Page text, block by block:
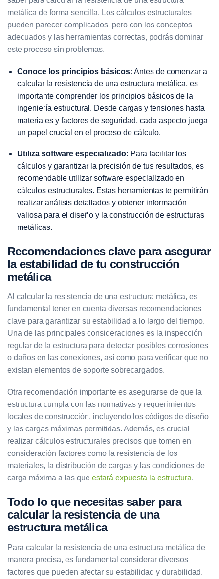
metálica de forma sencilla. Los cálculos estructurales
pueden parecer complicados, pero con los conceptos
adecuados y las herramientas correctas, podrás dominar
este proceso sin problemas.
Conoce los principios básicos: Antes de comenzar a
calcular la resistencia de una estructura metálica, es
importante comprender los principios básicos de la
ingeniería estructural. Desde cargas y tensiones hasta
materiales y factores de seguridad, cada aspecto juega
un papel crucial en el proceso de cálculo.
Utiliza software especializado: Para facilitar los
cálculos y garantizar la precisión de tus resultados, es
recomendable utilizar software especializado en
cálculos estructurales. Estas herramientas te permitirán
realizar análisis detallados y obtener información
valiosa para el diseño y la construcción de estructuras
metálicas.
Recomendaciones clave para asegurar
la estabilidad de tu construcción
metálica
Al calcular la resistencia de una estructura metálica, es
fundamental tener en cuenta diversas recomendaciones
clave para garantizar su estabilidad a lo largo del tiempo.
Una de las principales consideraciones es la inspección
regular de la estructura para detectar posibles corrosiones
o daños en las conexiones, así como para verificar que no
existan elementos de soporte sobrecargados.
Otra recomendación importante es asegurarse de que la
estructura cumpla con las normativas y requerimientos
locales de construcción, incluyendo los códigos de diseño
y las cargas máximas permitidas. Además, es crucial
realizar cálculos estructurales precisos que tomen en
consideración factores como la resistencia de los
materiales, la distribución de cargas y las condiciones de
carga máxima a las que estará expuesta la estructura.
Todo lo que necesitas saber para
calcular la resistencia de una
estructura metálica
Para calcular la resistencia de una estructura metálica de
manera precisa, es fundamental considerar diversos
factores que pueden afectar su estabilidad y durabilidad.